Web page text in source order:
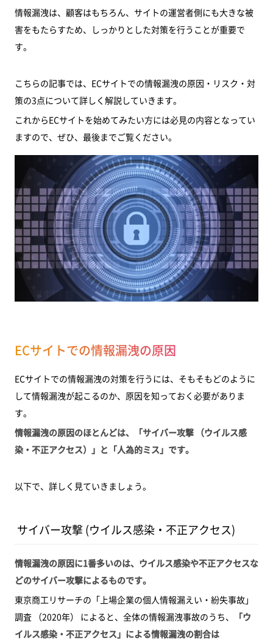
サイバー攻撃 （ウイルス感染・不正アクセス）対
策
情報漏洩は、顧客はもちろん、サイトの運営者側にも大きな被
害をもたらすため、しっかりとした対策を行うことが重要で
す。
こちらの記事では、ECサイトでの情報漏洩の原因・リスク・対
策の3点について詳しく解説していきます。
これからECサイトを始めてみたい方には必見の内容となってい
ますので、ぜひ、最後までご覧ください。
ECサイトでの情報漏洩の原因
ECサイトでの情報漏洩の対策を行うには、そもそもどのように
して情報漏洩が起こるのか、原因を知っておく必要がありま
す。
情報漏洩の原因のほとんどは、「サイバー攻撃 （ウイルス感
染・不正アクセス）」と「人為的ミス」です。
以下で、詳しく見ていきましょう。
サイバー攻撃 (ウイルス感染・不正アクセス)
情報漏洩の原因に1番多いのは、ウイルス感染や不正アクセスな
どのサイバー攻撃によるものです。
東京商工リサーチの「上場企業の個人情報漏えい・紛失事故」
調査 （2020年） によると、全体の情報漏洩事故のうち、
「ウ
イルス感染・不正アクセス」による情報漏洩の割合は